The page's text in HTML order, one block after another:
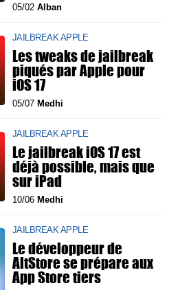
05/02 Alban
JAILBREAK APPLE
Les tweaks de jailbreak
piqués par Apple pour
iOS 17
05/07 Medhi
JAILBREAK APPLE
Le jailbreak iOS 17 est
déjà possible, mais que
sur iPad
10/06 Medhi
JAILBREAK APPLE
Le développeur de
AltStore se prépare aux
App Store tiers